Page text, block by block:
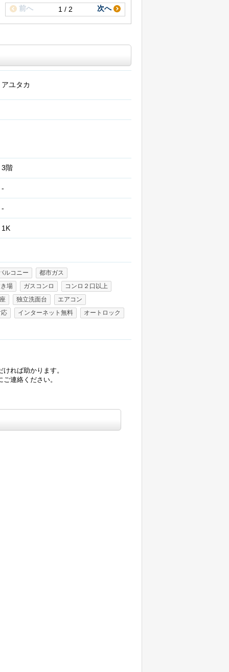
1 / 2
前へ 次へ
アユタカ
3階
-
-
1K
ルコニー
都市ガス
場
ガスコンロ
コンロ２口以上
独立洗面台
エアコン
インターネット無料 オートロック
れば助かります。
連絡ください。